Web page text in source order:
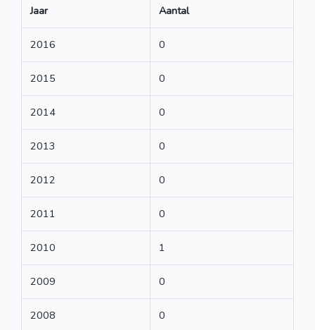
Jaar Aantal
2016 0
2015 0
2014 0
2013 0
2012 0
2011 0
2010 1
2009 0
2008 0